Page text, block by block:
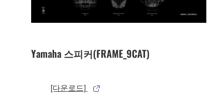
Yamaha 스피커(FRAME_9CAT)
[다운로드]